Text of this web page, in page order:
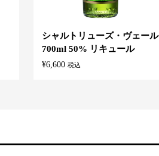
シャルトリューズ・ヴェール
700ml 50% リキュール
¥6,600 税込